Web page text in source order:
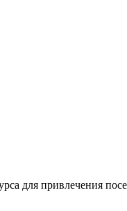
для привлечения